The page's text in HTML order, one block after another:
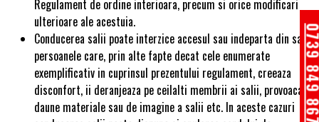
Regulament de ordine interioara, precum si orice modificari
ulterioare ale acestuia.
Conducerea salii poate interzice accesul sau indeparta din sala
persoanele care, prin alte fapte decat cele enumerate
exemplificativ in cuprinsul prezentului regulament, creeaza
disconfort, ii deranjeaza pe ceilalti membrii ai salii, provoaca
daune materiale sau de imagine a salii etc. In aceste cazuri
0739